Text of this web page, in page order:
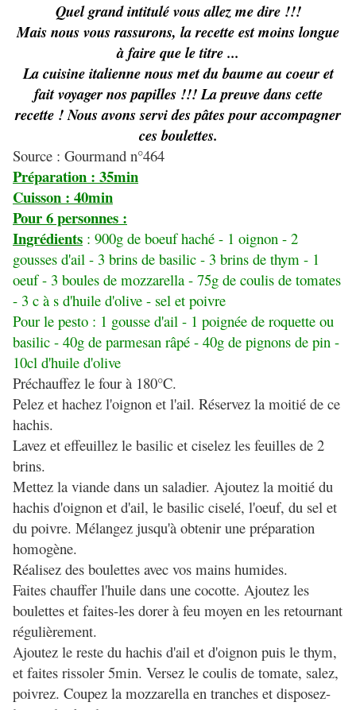
Quel grand intitulé vous allez me dire !!!
Mais nous vous rassurons, la recette est moins longue
à faire que le titre ...
La cuisine italienne nous met du baume au coeur et
fait voyager nos papilles !!! La preuve dans cette
recette ! Nous avons servi des pâtes pour accompagner
ces boulettes.
Source : Gourmand n°464
Préparation : 35min
Cuisson : 40min
Pour 6 personnes :
Ingrédients : 900g de boeuf haché - 1 oignon - 2
gousses d'ail - 3 brins de basilic - 3 brins de thym - 1
oeuf - 3 boules de mozzarella - 75g de coulis de tomates
- 3 c à s d'huile d'olive - sel et poivre
Pour le pesto : 1 gousse d'ail - 1 poignée de roquette ou
basilic - 40g de parmesan râpé - 40g de pignons de pin -
10cl d'huile d'olive
Préchauffez le four à 180°C.
Pelez et hachez l'oignon et l'ail. Réservez la moitié de ce
hachis.
Lavez et effeuillez le basilic et ciselez les feuilles de 2
brins.
Mettez la viande dans un saladier. Ajoutez la moitié du
hachis d'oignon et d'ail, le basilic ciselé, l'oeuf, du sel et
du poivre. Mélangez jusqu'à obtenir une préparation
homogène.
Réalisez des boulettes avec vos mains humides.
Faites chauffer l'huile dans une cocotte. Ajoutez les
boulettes et faites-les dorer à feu moyen en les retournant
régulièrement.
Ajoutez le reste du hachis d'ail et d'oignon puis le thym,
et faites rissoler 5min. Versez le coulis de tomate, salez,
poivrez. Coupez la mozzarella en tranches et disposez-